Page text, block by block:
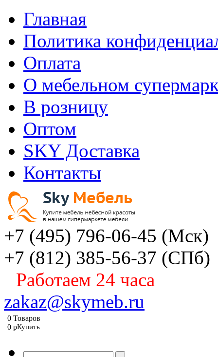
Главная
Политика
Оплата
О мебельном
В розницу
Оптом
SKY Доставка
Контакты
+7 (495) 796-06-45 (Мск)
+7 (812) 385-56-37 (СПб)
Работаем 24 часа
zakaz@skymeb.ru
0 Товаров
0 pКупить